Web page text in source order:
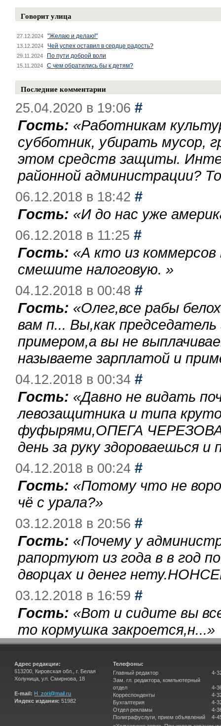
Говорит улица
27.12.2024 "Желаю и делаю!"
13.12.2024 Чей успех оставил в сердце радость?
29.11.2024 По пути доброй воли
15.11.2024 С чем обратились бы к детям?
Последние комментарии
25.04.2020 в 19:06 #
Гость: «Работникам
субботник, убирать мусор,
этом средств защиты.
районной администрации?
06.12.2018 в 18:42 #
Гость: «И до нас уже
06.12.2018 в 11:25 #
Гость: «А кто из
смешите налоговую. »
04.12.2018 в 00:48 #
Гость: «Олег,все рабы
вам п... Вы,как
примером,а вы не
называете зарплатой и
04.12.2018 в 00:34 #
Гость: «Давно не видать
левозащитника и типа
фуфырями,ОПЕГА
день за руку здороваешься
04.12.2018 в 00:24 #
Гость: «Потому что не
чё с урала?»
03.12.2018 в 20:56 #
Гость: «Почему у
рапортуют из года в в год
дворцах и денег
03.12.2018 в 16:59 #
Гость: «Вот и сидите вы
то кормушка закроется,н...»
Адрес редакции:
613200, Кировская обл., г. Белая
Холуница, ул. Смирнова, 18
E-mail: H_zori@mail.ru
Индекс издания: 51982
Телефоны:
Главный редактор
Зам. гл. редактора, компьютерный
отдел
Корреспонденты
Бухгалтерия
Отдел рекламы
Полиграфуслуги, прием объявлений
4-
4-
4-
4-
4-
4-